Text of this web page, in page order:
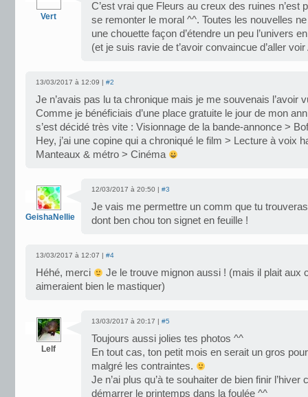
Vert
C’est vrai que Fleurs au creux des ruines n’est
se remonter le moral ^^. Toutes les nouvelles
une chouette façon d’étendre un peu l’univers
(et je suis ravie de t’avoir convaincue d’aller
13/03/2017 à 12:09 | #2
Je n’avais pas lu ta chronique mais je me souvenais l’avoir
Comme je bénéficiais d’une place gratuite le jour de mon
s’est décidé très vite : Visionnage de la bande-annonce >
Hey, j’ai une copine qui a chroniqué le film > Lecture à voix
Manteaux & métro > Cinéma
GeishaNellie
12/03/2017 à 20:50 | #3
Je vais me permettre un comm que tu
dont ben chou ton signet en feuille !
13/03/2017 à 12:07 | #4
Héhé, merci
Je le trouve mignon aussi ! (mais il plait aux
aimeraient bien le mastiquer)
Lelf
13/03/2017 à 20:17 | #5
Toujours aussi jolies tes photos ^^
En tout cas, ton petit mois en serait un gros
malgré les contraintes.
Je n’ai plus qu’à te souhaiter de bien finir l’hiver
démarrer le printemps dans la foulée ^^